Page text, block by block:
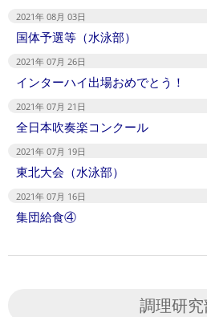
2021年 08月 03日
国体予選等（水泳部）
2021年 07月 26日
インターハイ出場おめでとう！
2021年 07月 21日
全日本吹奏楽コンクール
2021年 07月 19日
東北大会（水泳部）
2021年 07月 16日
集団給食④
調理研